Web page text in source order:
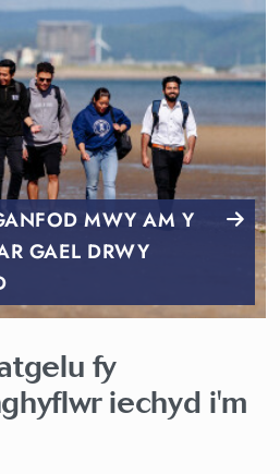
MWY AM Y
GAEL DRWY
fy
iechyd i'm